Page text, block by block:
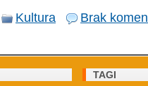
Kultura Brak
TAGI